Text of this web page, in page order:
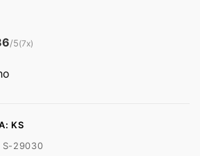
/5(7x)
KS
S-29030